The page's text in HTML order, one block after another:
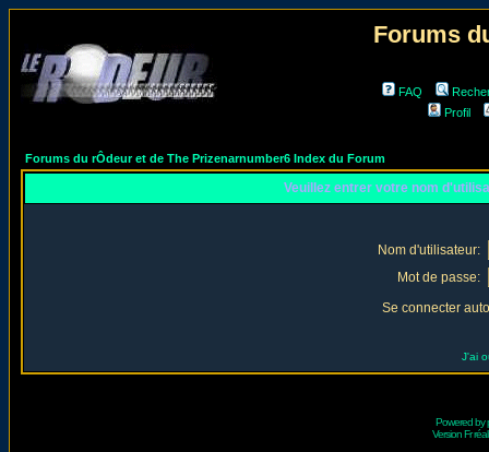
Forums
FAQ
Profil
Forums du rÔdeur et de The Prizenarnumber6 Index du Forum
Veuillez entrer votre nom
Nom d'utilisateur:
Mot de passe:
Se connecter
J'ai
Powered by
Version Fr